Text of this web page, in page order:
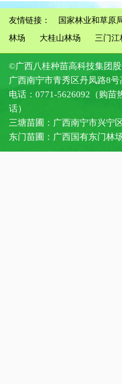
友情链接： 国家林业和草原
林场
大桂山林场 三门江
©广西八桂种苗高科技集团
广西南宁市青秀区丹凤路8
电话：0771-5626092（购苗
话）
三塘苗圃：广西南宁市兴宁
东门苗圃：广西国有东门林